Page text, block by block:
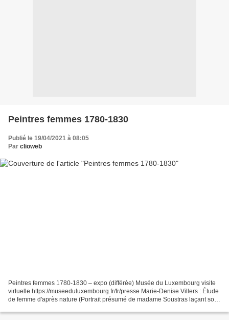
Peintres femmes 1780-1830
Publié le 19/04/2021 à 08:05
Par clioweb
Peintres femmes 1780-1830 – expo (différée) Musée du Luxembourg visite
virtuelle https://museeduluxembourg.fr/fr/presse Marie-Denise Villers : Étude
de femme d'après nature (Portrait présumé de madame Soustras laçant son
https://en.wikipedia.org/wiki/Wikipedia:WikiProject_Women_in_Red/Painting